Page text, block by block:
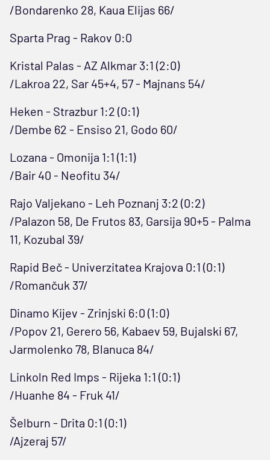
/Bondarenko 28, Kaua Elijas 66/
Sparta Prag - Rakov 0:0
Kristal Palas - AZ Alkmar 3:1 (2:0)
/Lakroa 22, Sar 45+4, 57 - Majnans 54/
Heken - Strazbur 1:2 (0:1)
/Dembe 62 - Ensiso 21, Godo 60/
Lozana - Omonija 1:1 (1:1)
/Bair 40 - Neofitu 34/
Rajo Valjekano - Leh Poznanj 3:2 (0:2)
/Palazon 58, De Frutos 83, Garsija 90+5 - Palma
11, Kozubal 39/
Rapid Beč - Univerzitatea Krajova 0:1 (0:1)
/Romančuk 37/
Dinamo Kijev - Zrinjski 6:0 (1:0)
/Popov 21, Gerero 56, Kabaev 59, Bujalski 67,
Jarmolenko 78, Blanuca 84/
Linkoln Red Imps - Rijeka 1:1 (0:1)
/Huanhe 84 - Fruk 41/
Šelburn - Drita 0:1 (0:1)
/Ajzeraj 57/